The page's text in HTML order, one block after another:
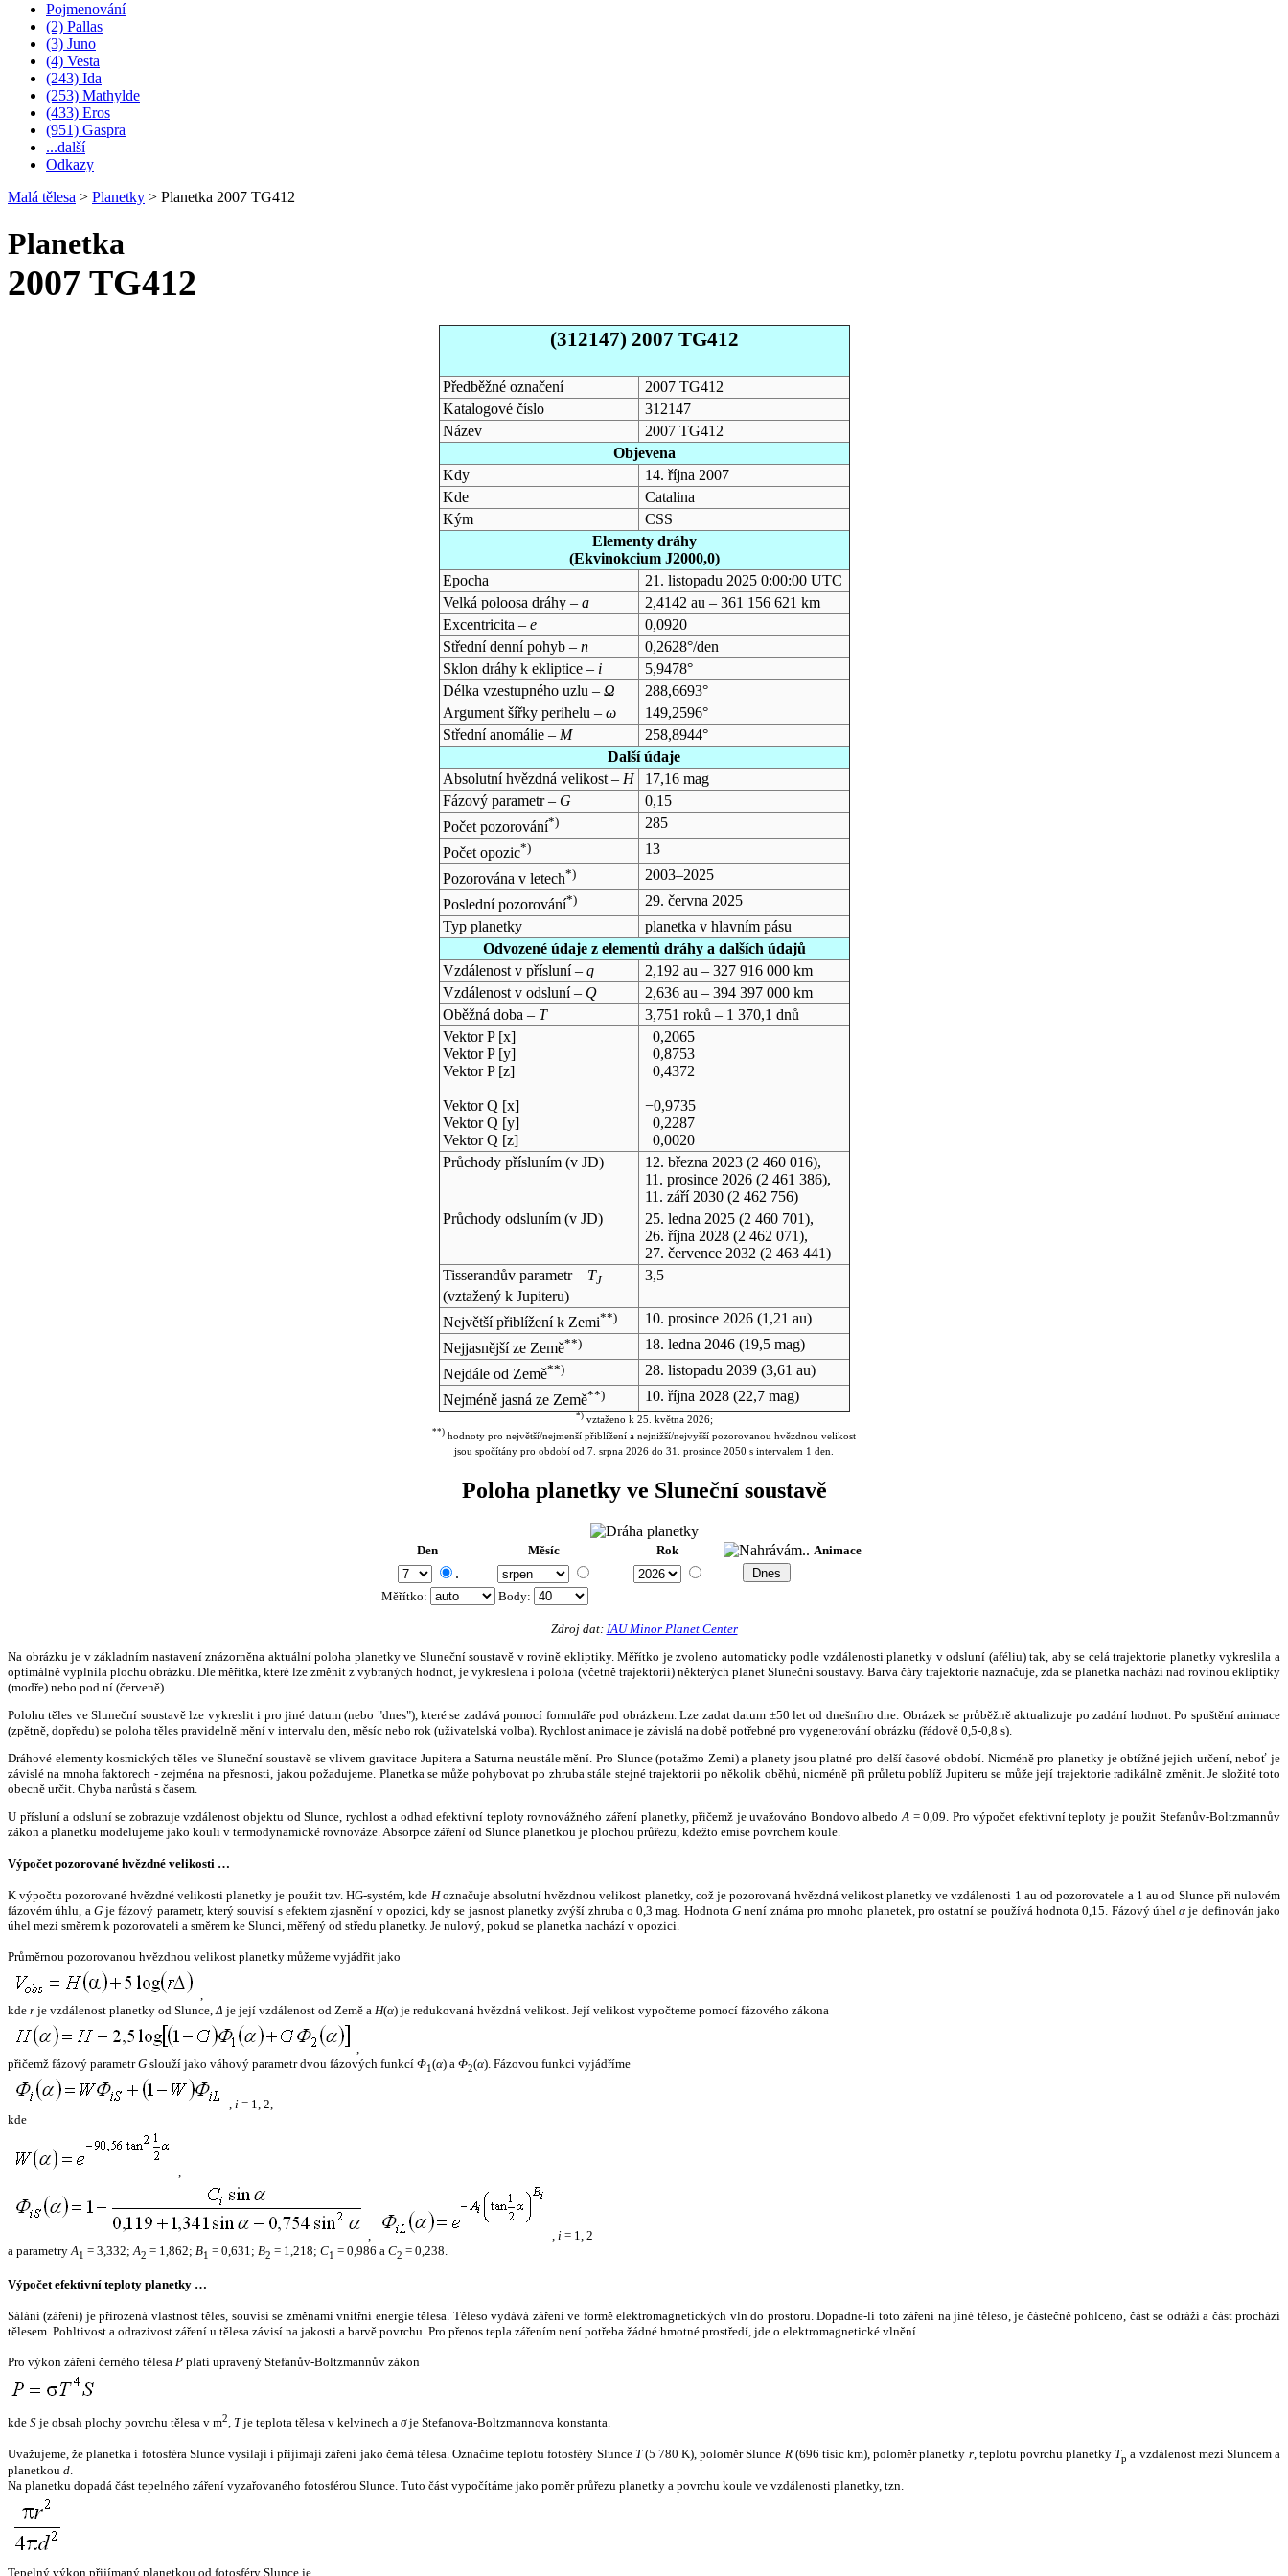
Pojmenování
(2) Pallas
(3) Juno
(4) Vesta
(243) Ida
(253) Mathylde
(433) Eros
(951) Gaspra
...další
Odkazy
Malá tělesa > Planetky > Planetka 2007 TG412
Planetka
2007 TG412
(312147) 2007 TG412
Předběžné označení
2007 TG412
Katalogové číslo
312147
Název
2007 TG412
Objevena
Kdy
14. října 2007
Kde
Catalina
Kým
CSS
Elementy dráhy
(Ekvinokcium J2000,0)
Epocha
21. listopadu 2025 0:00:00 UTC
Velká poloosa dráhy – a
2,4142 au – 361 156 621 km
Excentricita – e
0,0920
Střední denní pohyb – n
0,2628°/den
Sklon dráhy k ekliptice – i
5,9478°
Délka vzestupného uzlu – Ω
288,6693°
Argument šířky perihelu – ω
149,2596°
Střední anomálie – M
258,8944°
Další údaje
Absolutní hvězdná velikost – H
17,16 mag
Fázový parametr – G
0,15
Počet pozorování*)
285
Počet opozic*)
13
Pozorována v letech*)
2003–2025
Poslední pozorování*)
29. června 2025
Typ planetky
planetka v hlavním pásu
Odvozené údaje z elementů dráhy a dalších údajů
Vzdálenost v přísluní – q
2,192 au – 327 916 000 km
Vzdálenost v odsluní – Q
2,636 au – 394 397 000 km
Oběžná doba – T
3,751 roků – 1 370,1 dnů
Vektor P [x]
Vektor P [y]
Vektor P [z]
Vektor Q [x]
Vektor Q [y]
Vektor Q [z]
0,2065
0,8753
0,4372
−0,9735
0,2287
0,0020
Průchody přísluním (v JD) 12. března 2023(2 460 016),
11. prosince 2026(2 461 386),
11. září 2030(2 462 756)
Průchody odsluním (v JD) 25. ledna 2025(2 460 701),
26. října 2028(2 462 071),
27. července 2032 (2 463 441)
Tisserandův parametr – TJ
(vztažený k Jupiteru)
3,5
Největší přiblížení k Zemi**) 10. prosince 2026(1,21 au)
Nejjasnější ze Země**) 18. ledna 2046(19,5 mag)
Nejdále od Země**) 28. listopadu 2039(3,61 au)
Nejméně jasná ze Země**) 10. října 2028(22,7 mag)
*)vztaženo k 25. května 2026;
**) hodnoty pro největší/nejmenší přiblížení a nejnižší/nejvyšší pozorovanou hvězdnou velikost
jsou spočítány pro období od 7. srpna 2026 do 31. prosince 2050 s intervalem 1 den.
Poloha planetky ve Sluneční soustavě
Den Měsíc Rok Animace
.
Měřítko: Body:
Zdroj dat: IAU Minor Planet Center
Na obrázku je v základním nastavení znázorněna aktuální poloha planetky ve Sluneční soustavě v rovině ekliptiky. Měřítko je zvoleno automaticky podle vzdálenosti planetky v odsluní (aféliu) tak, aby se celá trajektorie planetky vykreslila a
optimálně vyplnila plochu obrázku. Dle měřítka, které lze změnit z vybraných hodnot, je vykreslena i poloha (včetně trajektorií) některých planet Sluneční soustavy. Barva čáry trajektorie naznačuje, zda se planetka nachází nad rovinou ekliptiky
(modře) nebo pod ní (červeně).
Polohu těles ve Sluneční soustavě lze vykreslit i pro jiné datum (nebo "dnes"), které se zadává pomocí formuláře pod obrázkem. Lze zadat datum ±50 let od dnešního dne. Obrázek se průběžně aktualizuje po zadání hodnot. Po spuštění animace
(zpětně, dopředu) se poloha těles pravidelně mění v intervalu den, měsíc nebo rok (uživatelská volba). Rychlost animace je závislá na době potřebné pro vygenerování obrázku (řádově 0,5-0,8 s).
Dráhové elementy kosmických těles ve Sluneční soustavě se vlivem gravitace Jupitera a Saturna neustále mění. Pro Slunce (potažmo Zemi) a planety jsou platné pro delší časové období. Nicméně pro planetky je obtížné jejich určení, neboť je
závislé na mnoha faktorech - zejména na přesnosti, jakou požadujeme. Planetka se může pohybovat po zhruba stále stejné trajektorii po několik oběhů, nicméně při průletu poblíž Jupiteru se může její trajektorie radikálně změnit. Je složité toto
obecně určit. Chyba narůstá s časem.
U přísluní a odsluní se zobrazuje vzdálenost objektu od Slunce, rychlost a odhad efektivní teploty rovnovážného záření planetky, přičemž je uvažováno Bondovo albedo A = 0,09. Pro výpočet efektivní teploty je použit Stefanův-Boltzmannův
zákon a planetku modelujeme jako kouli v termodynamické rovnováze. Absorpce záření od Slunce planetkou je plochou průřezu, kdežto emise povrchem koule.
Výpočet pozorované hvězdné velikosti …
K výpočtu pozorované hvězdné velikosti planetky je použit tzv. HG-systém, kde Hoznačuje absolutní hvězdnou velikost planetky, což je pozorovaná hvězdná velikost planetky ve vzdálenosti 1 au od pozorovatele a 1 au od Slunce při nulovém
fázovém úhlu, a Gje fázový parametr, který souvisí s efektem zjasnění v opozici, kdy se jasnost planetky zvýší zhruba o 0,3 mag. HodnotaG není známa pro mnoho planetek, pro ostatní se používá hodnota 0,15. Fázový úhelα je definován jako
úhel mezi směrem k pozorovateli a směrem ke Slunci, měřený od středu planetky. Je nulový, pokud se planetka nachází v opozici.
Průměrnou pozorovanou hvězdnou velikost planetky můžeme vyjádřit jako
,
kde r je vzdálenost planetky od Slunce,Δ je její vzdálenost od Země a H(α) je redukovaná hvězdná velikost. Její velikost vypočteme pomocí fázového zákona
,
přičemž fázový parametrG slouží jako váhový parametr dvou fázových funkcí Φ1(α) a Φ2(α). Fázovou funkci vyjádříme
, i = 1, 2,
kde
,
, , i = 1, 2
a parametryA1 = 3,332;A2 = 1,862; B1 = 0,631; B2 = 1,218; C1 = 0,986 a C2 = 0,238.
Výpočet efektivní teploty planetky …
Sálání (záření) je přirozená vlastnost těles, souvisí se změnami vnitřní energie tělesa. Těleso vydává záření ve formě elektromagnetických vln do prostoru. Dopadne-li toto záření na jiné těleso, je částečně pohlceno, část se odráží a část prochází
tělesem. Pohltivost a odrazivost záření u tělesa závisí na jakosti a barvě povrchu. Pro přenos tepla zářením není potřeba žádné hmotné prostředí, jde o elektromagnetické vlnění.
Pro výkon záření černého tělesa P platí upravený Stefanův-Boltzmannův zákon
kde S je obsah plochy povrchu tělesa v m2, Tje teplota tělesa v kelvinech a σje Stefanova-Boltzmannova konstanta.
Uvažujeme, že planetka i fotosféra Slunce vysílají i přijímají záření jako černá tělesa. Označíme teplotu fotosféry Slunce T(5 780 K), poloměr Slunce R(696 tisíc km), poloměr planetky r, teplotu povrchu planetky Tp a vzdálenost mezi Sluncem a
planetkou d.
Na planetku dopadá část tepelného záření vyzařovaného fotosférou Slunce. Tuto část vypočítáme jako poměr průřezu planetky a povrchu koule ve vzdálenosti planetky, tzn.
Tepelný výkon přijímaný planetkou od fotosféry Slunce je